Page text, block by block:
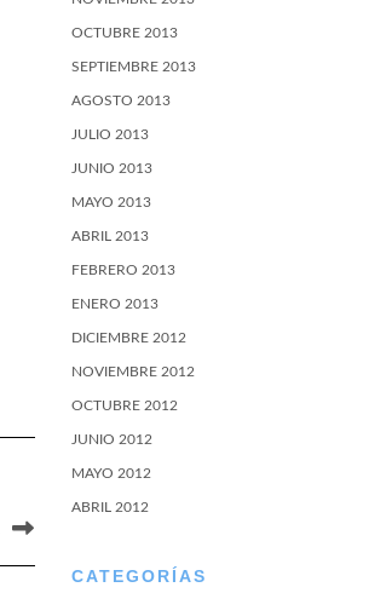
OCTUBRE 2013
SEPTIEMBRE 2013
AGOSTO 2013
JULIO 2013
JUNIO 2013
MAYO 2013
ABRIL 2013
FEBRERO 2013
ENERO 2013
DICIEMBRE 2012
NOVIEMBRE 2012
OCTUBRE 2012
JUNIO 2012
MAYO 2012
ABRIL 2012
CATEGORÍAS